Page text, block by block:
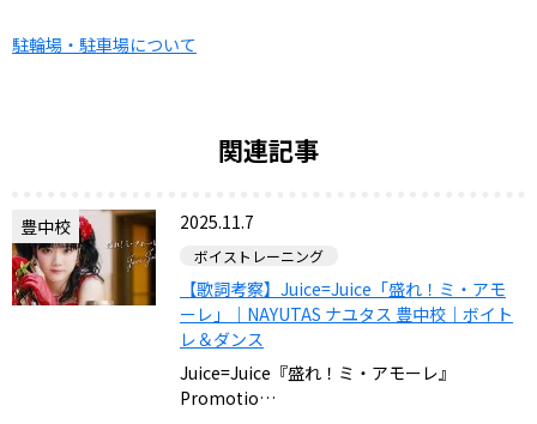
駐輪場・駐車場について
関連記事
豊中校 2025.11.7
ボイストレーニング
【歌詞考察】Juice=Juice「盛れ！ミ・アモ
ーレ」｜NAYUTAS ナユタス 豊中校｜ボイト
レ＆ダンス
Juice=Juice『盛れ！ミ・アモーレ』
Promotio…